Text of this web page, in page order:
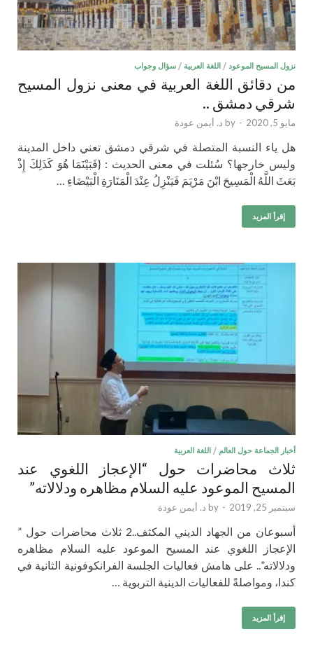
نزول المسيح الموعود / اللغة العربية / سؤال وجواب
من دقائق اللغة العربية في معنى نزول المسيح
شرقي دمشق ..
مايو 5, 2020 -
by د. أيمن عودة
هل ياء النسبة المتصلة في شرقي دمشق تعني داخل المدينة
وليس خارجها؟ سُئلت في معنى الحديث : {فَبَيْنَمَا هُوَ كَذَلِكَ إِذْ
بَعَثَ اللَّهُ الْمَسِيحَ ابْنَ مَرْيَمَ فَيَنْزِلُ عِنْدَ الْمَنَارَةِ الْبَيْضَاءِ …
إقرأ المزيد
أخبار الجماعة حول العالم / اللغة العربية
ثلاث محاضرات حول “الإعجاز اللغوي عند
المسيح الموعود عليه السلام مظاهره ودلالاته”
سبتمبر 25, 2019 -
by د. أيمن عودة
أسبوعان من الجهاد الديني المكثف..2 ثلاث محاضرات حول ”
الإعجاز اللغوي عند المسيح الموعود عليه السلام مظاهره
ودلالاته”.. على هامش فعاليات الجلسة الفرانكوفونية الثانية في
كندا، ومواصلةً للفعاليات الدينية التربوية …
إقرأ المزيد